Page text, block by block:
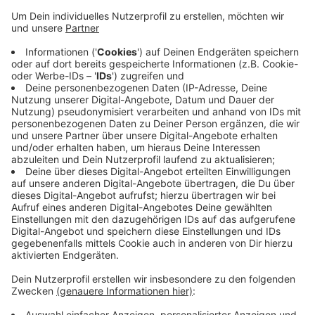
Veröffentlicht:Donnerstag, 02.07.2026 16:39
Anzeige
"Tara" ist neun Jahre alt und im Zoo Hannover zur Welt
gekommen. Dort hat sie auch bis zu ihrem Umzug nach
Münster gelebt - Gorillas haben in den ersten
Lebensjahren eine besonders enge Bindung zu ihrer
Mutter.
Fotocredit: Erlebnis-Zoo Hannover
Anzeige